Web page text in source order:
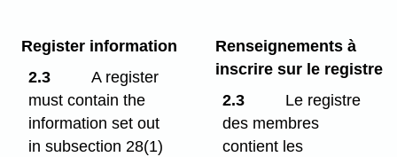
Register information
2.3
A register
must contain the
information set out
in subsection 28(1)
Renseignements à
inscrire sur le registre
2.3
Le registre
des membres
contient les